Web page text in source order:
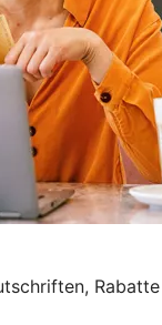
Rabatte